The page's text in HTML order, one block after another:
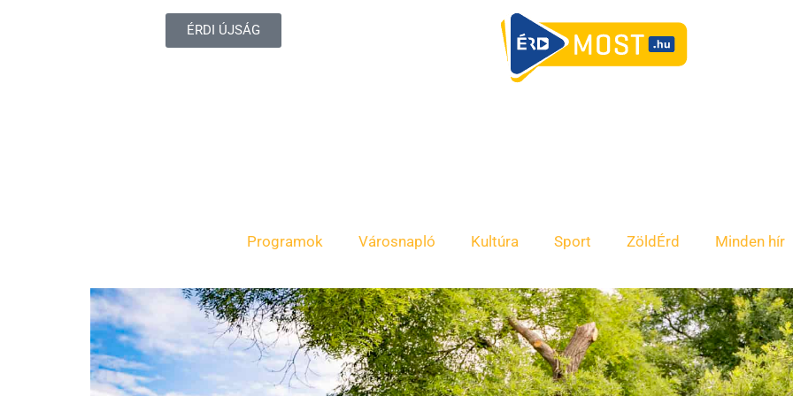
ÉRDI ÚJSÁG
Programok Városnapló Kultúra Sport ZöldÉrd Minden hír